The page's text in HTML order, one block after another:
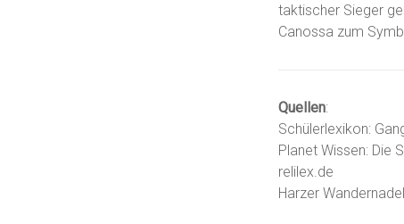
taktischer Sieger
Canossa zum
Quellen:
Schülerlexikon:
Planet Wissen: Die
relilex.de
Harzer